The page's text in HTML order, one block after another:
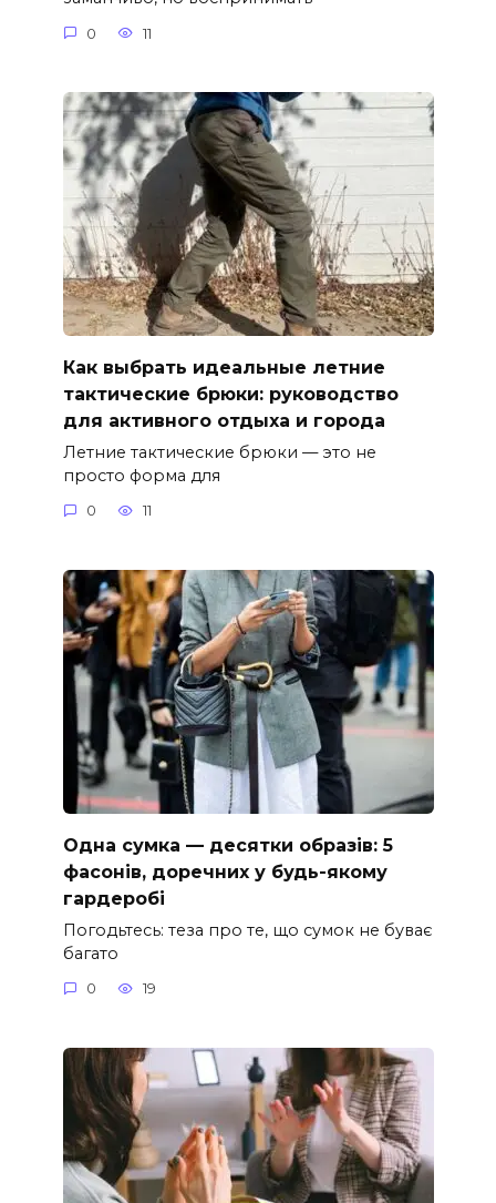
0 11
Как выбрать идеальные летние
тактические брюки: руководство
для активного отдыха и города
Летние тактические брюки — это не
просто форма для
0 11
Одна сумка — десятки образів: 5
фасонів, доречних у будь-якому
гардеробі
Погодьтесь: теза про те, що сумок не буває
багато
0 19